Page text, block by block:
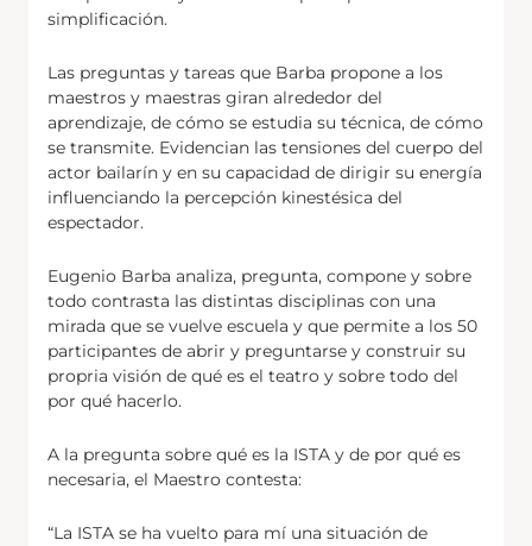
simplificación.
Las preguntas y tareas que Barba propone a los
maestros y maestras giran alrededor del
aprendizaje, de cómo se estudia su técnica, de cómo
se transmite. Evidencian las tensiones del cuerpo del
actor bailarín y en su capacidad de dirigir su energía
influenciando la percepción kinestésica del
espectador.
Eugenio Barba analiza, pregunta, compone y sobre
todo contrasta las distintas disciplinas con una
mirada que se vuelve escuela y que permite a los 50
participantes de abrir y preguntarse y construir su
propria visión de qué es el teatro y sobre todo del
por qué hacerlo.
A la pregunta sobre qué es la ISTA y de por qué es
necesaria, el Maestro contesta:
“La ISTA se ha vuelto para mí una situación de